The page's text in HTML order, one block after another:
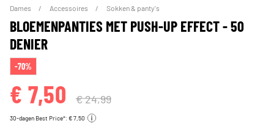
Dames Accessoires Sokken & panty's
BLOEMENPANTIES MET PUSH-UP EFFECT - 50
DENIER
-70%
€ 7,50 € 24,99
30-dagen Best Price*: € 7,50